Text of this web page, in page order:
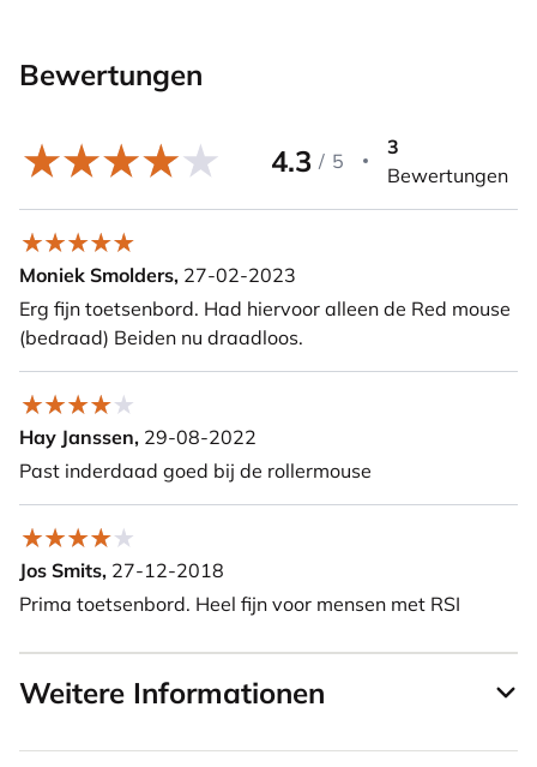
Bewertungen
4.3 / 5
3
Bewertungen
Moniek Smolders, 27-02-2023
Erg fijn toetsenbord. Had hiervoor alleen de Red mouse
(bedraad) Beiden nu draadloos.
Hay Janssen, 29-08-2022
Past inderdaad goed bij de rollermouse
Jos Smits, 27-12-2018
Prima toetsenbord. Heel fijn voor mensen met RSI
Weitere Informationen